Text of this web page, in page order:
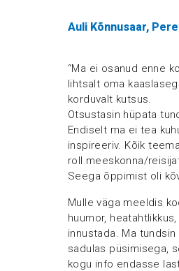
Auli Kõnnusaar,
“Ma ei osanud enne
lihtsalt oma
korduvalt kutsus.
Otsustasin hüpata
Endiselt ma ei tea
inspireeriv. Kõik
roll meeskonna/
Seega õppimist oli
Mulle väga meeldis
huumor,
innustada. Ma
sadulas püsimisega,
kogu info endasse